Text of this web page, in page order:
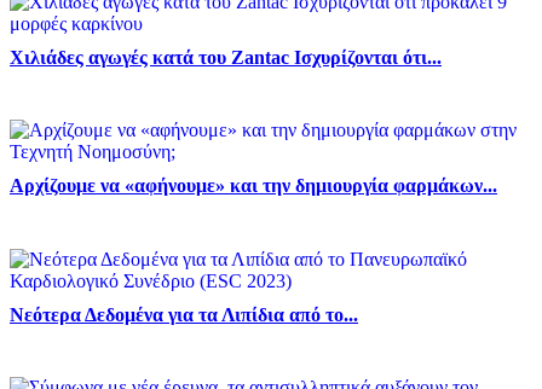
Χιλιάδες αγωγές κατά του Zantac Ισχυρίζονται ότι...
Αρχίζουμε να «αφήνουμε» και την δημιουργία φαρμάκων...
Νεότερα Δεδομένα για τα Λιπίδια από το...